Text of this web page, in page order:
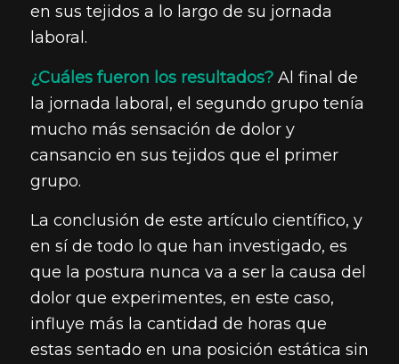
en sus tejidos a lo largo de su jornada
laboral.
¿Cuáles fueron los resultados?Al final de
la jornada laboral, el segundo grupo tenía
mucho más sensación de dolor y
cansancio en sus tejidos que el primer
grupo.
La conclusión de este artículo científico, y
en sí de todo lo que han investigado, es
que la postura nunca va a ser la causa del
dolor que experimentes, en este caso,
influye más la cantidad de horas que
estas sentado en una posición estática sin